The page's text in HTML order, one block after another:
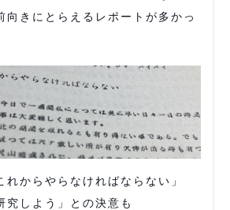
向きにとらえるレポートが多かっ
れからやらなければならない」
究しよう」との決意も